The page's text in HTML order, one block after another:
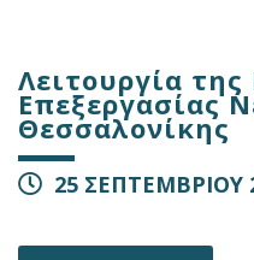
Λειτουργία
Επεξεργασίας
Θεσσαλονίκης
25 ΣΕΠΤΕΜΒΡΙΟΥ